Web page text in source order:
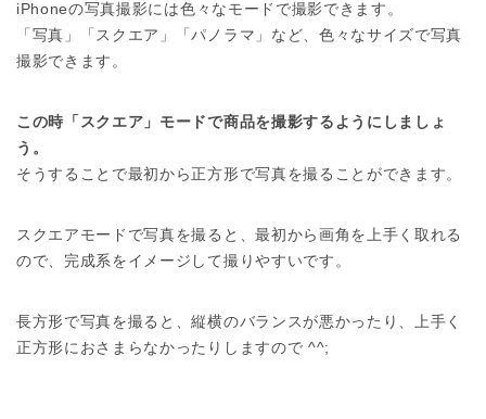
iPhoneの写真撮影には色々なモードで撮影できます。
「写真」「スクエア」「パノラマ」など、色々なサイズで写真
撮影できます。
この時「スクエア」モードで商品を撮影するようにしましょ
う。
そうすることで最初から正方形で写真を撮ることができます。
スクエアモードで写真を撮ると、最初から画角を上手く取れる
ので、完成系をイメージして撮りやすいです。
長方形で写真を撮ると、縦横のバランスが悪かったり、上手く
正方形におさまらなかったりしますので ^^;